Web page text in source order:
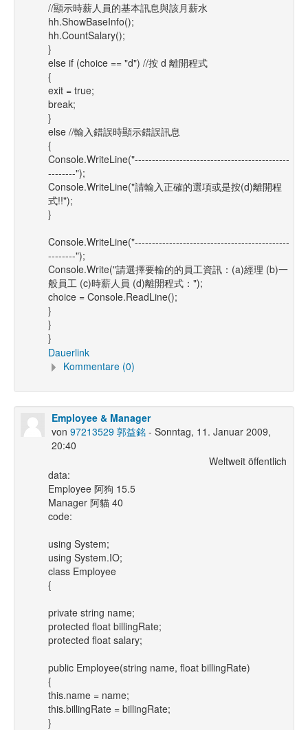
//顯示時薪人員的基本訊息與該月薪水
hh.ShowBaseInfo();
hh.CountSalary();
}
else if (choice == "d") //按 d 離開程式
{
exit = true;
break;
}
else //輸入錯誤時顯示錯誤訊息
{
Console.WriteLine("---------------------------------------------
--------");
Console.WriteLine("請輸入正確的選項或是按(d)離開程
式!!");
}
Console.WriteLine("---------------------------------------------
--------");
Console.Write("請選擇要輸的的員工資訊：(a)經理 (b)一
般員工 (c)時薪人員 (d)離開程式：");
choice = Console.ReadLine();
}
}
}
Dauerlink
Kommentare (0)
Employee & Manager
von 97213529 郭益銘 - Sonntag, 11. Januar 2009,
20:40
Weltweit öffentlich
data:
Employee 阿狗 15.5
Manager 阿貓 40
code:
using System;
using System.IO;
class Employee
{
private string name;
protected float billingRate;
protected float salary;
public Employee(string name, float billingRate)
{
this.name = name;
this.billingRate = billingRate;
}